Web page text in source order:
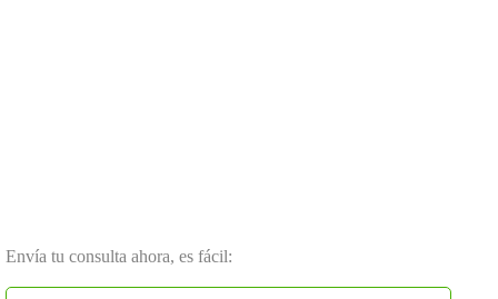
Envía tu consulta ahora, es fácil: